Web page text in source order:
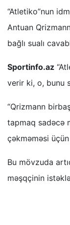
“Atletiko”nun
Antuan
bağlı sualı
Sportinfo.az
verir ki, o, bunu
“Qrizmann
tapmaq sadəcə
çəkməməsi
Bu mövzuda
məşqçinin